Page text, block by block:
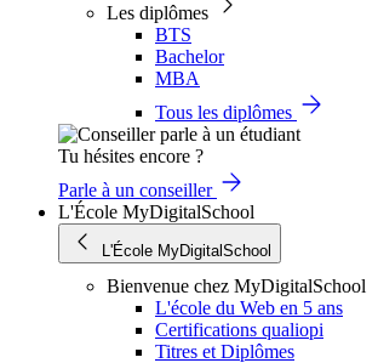
Les diplômes
BTS
Bachelor
MBA
Tous les diplômes
Tu hésites encore ?
Parle à un conseiller
L'École MyDigitalSchool
L'École MyDigitalSchool
Bienvenue chez MyDigitalSchool
L'école du Web en 5 ans
Certifications qualiopi
Titres et Diplômes